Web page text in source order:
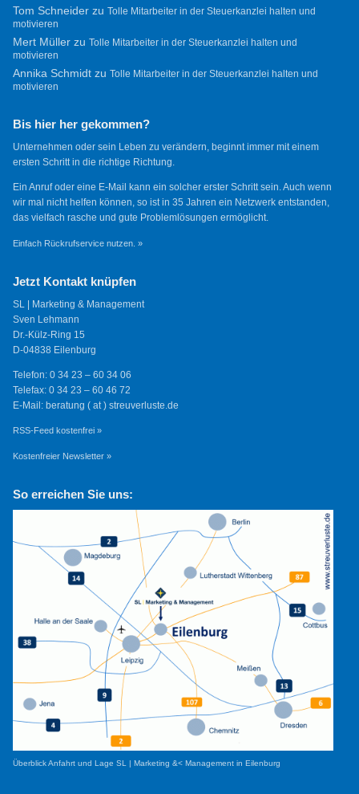
Tom Schneiderzu Tolle Mitarbeiter in der Steuerkanzlei halten und
motivieren
Mert Müllerzu Tolle Mitarbeiter in der Steuerkanzlei halten und
motivieren
Annika Schmidtzu Tolle Mitarbeiter in der Steuerkanzlei halten und
motivieren
Bis hier her gekommen?
Unternehmen oder sein Leben zu verändern, beginnt immer mit einem
ersten Schritt in die richtige Richtung.
Ein Anruf oder eine E-Mail kann ein solcher erster Schritt sein. Auch wenn
wir mal nicht helfen können, so ist in 35 Jahren ein Netzwerk entstanden,
das vielfach rasche und gute Problemlösungen ermöglicht.
Einfach Rückrufservice nutzen. »
Jetzt Kontakt knüpfen
SL | Marketing & Management
Sven Lehmann
Dr.-Külz-Ring 15
D-04838 Eilenburg
Telefon: 0 34 23 – 60 34 06
Telefax: 0 34 23 – 60 46 72
E-Mail: beratung ( at ) streuverluste.de
RSS-Feed kostenfrei »
Kostenfreier Newsletter »
So erreichen Sie uns:
Überblick Anfahrt und Lage SL | Marketing &< Management in Eilenburg